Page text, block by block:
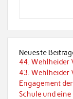
Neueste
44. Wehlheider
43. Wehlheider
Engagement
Schule und eine